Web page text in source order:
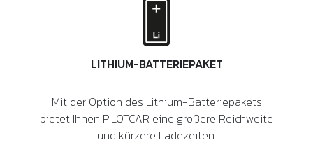
LITHIUM-BATTERIEPAKET
Mit der Option des Lithium-Batteriepakets
bietet Ihnen PILOTCAR eine größere Reichweite
und kürzere Ladezeiten.